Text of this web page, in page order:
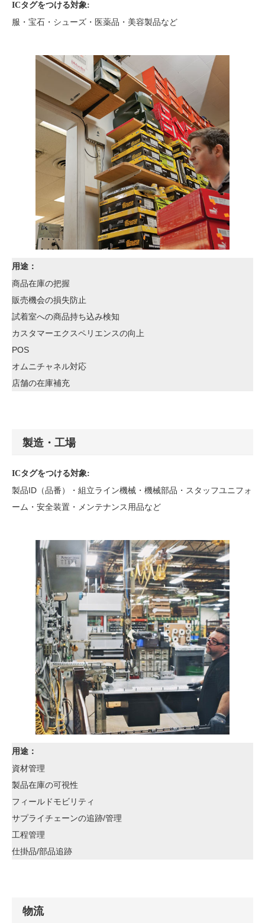
ICタグをつける対象:
服・宝石・シューズ・医薬品・美容製品など
用途：
商品在庫の把握
販売機会の損失防止
試着室への商品持ち込み検知
カスタマーエクスペリエンスの向上
POS
オムニチャネル対応
店舗の在庫補充
製造・工場
ICタグをつける対象:
製品ID（品番）・組立ライン機械・機械部品・スタッフユニフォ
ーム・安全装置・メンテナンス用品など
用途：
資材管理
製品在庫の可視性
フィールドモビリティ
サプライチェーンの追跡/管理
工程管理
仕掛品/部品追跡
物流